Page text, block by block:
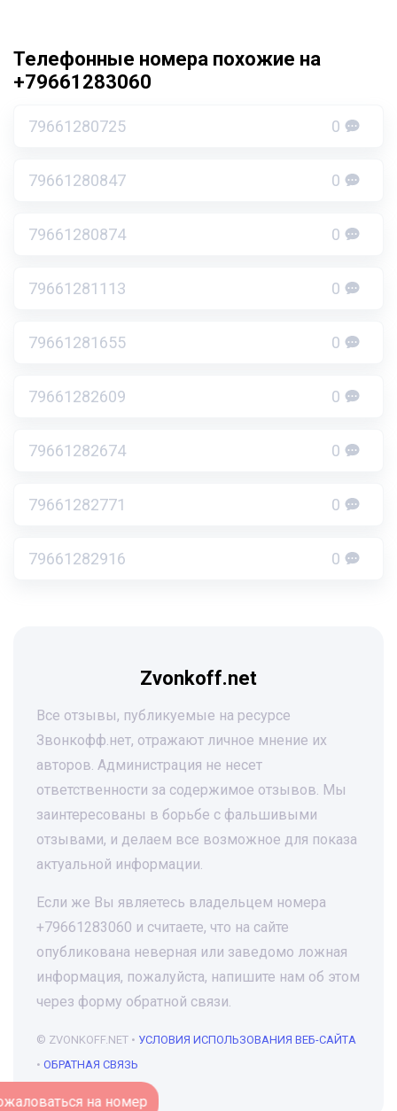
Телефонные номера похожие на
+79661283060
79661280725 0
79661280847 0
79661280874 0
79661281113 0
79661281655 0
79661282609 0
79661282674 0
79661282771 0
79661282916 0
Zvonkoff.net
Все отзывы, публикуемые на ресурсе
Звонкофф.нет, отражают личное мнение их
авторов. Администрация не несет
ответственности за содержимое отзывов. Мы
заинтересованы в борьбе с фальшивыми
отзывами, и делаем все возможное для показа
актуальной информации.
Если же Вы являетесь владельцем номера
+79661283060 и считаете, что на сайте
опубликована неверная или заведомо ложная
информация, пожалуйста, напишите нам об этом
через форму обратной связи.
© ZVONKOFF.NET • УСЛОВИЯ ИСПОЛЬЗОВАНИЯ ВЕБ-САЙТА
• ОБРАТНАЯ СВЯЗЬ
Пожаловаться на номер